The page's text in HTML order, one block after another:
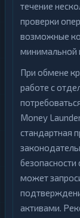
течение
проверки
возможные
минимальной
При обмене
работе с
Money
стандартная
может
активами.